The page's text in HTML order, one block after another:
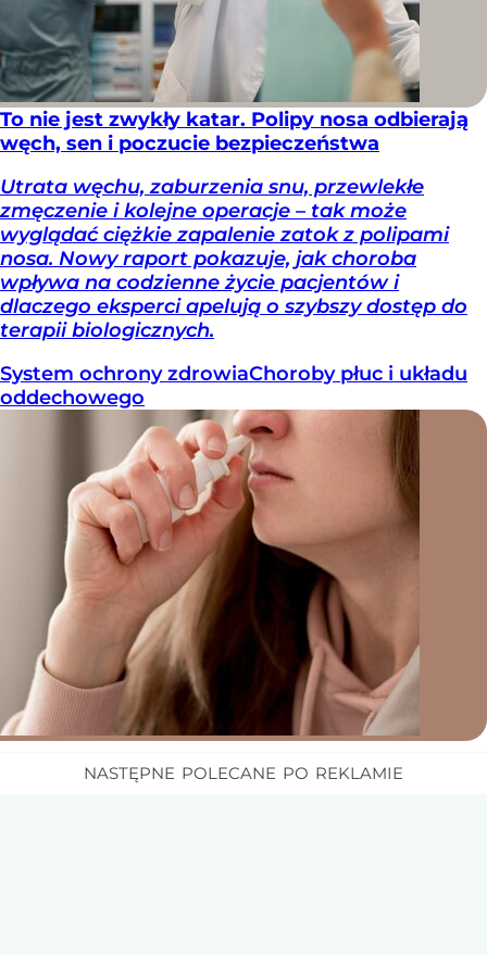
To nie jest zwykły katar. Polipy nosa odbierają
węch, sen i poczucie bezpieczeństwa
Utrata węchu, zaburzenia snu, przewlekłe
zmęczenie i kolejne operacje – tak może
wyglądać ciężkie zapalenie zatok z polipami
nosa. Nowy raport pokazuje, jak choroba
wpływa na codzienne życie pacjentów i
dlaczego eksperci apelują o szybszy dostęp do
terapii biologicznych.
System ochrony zdrowiaChoroby płuc i układu
oddechowego